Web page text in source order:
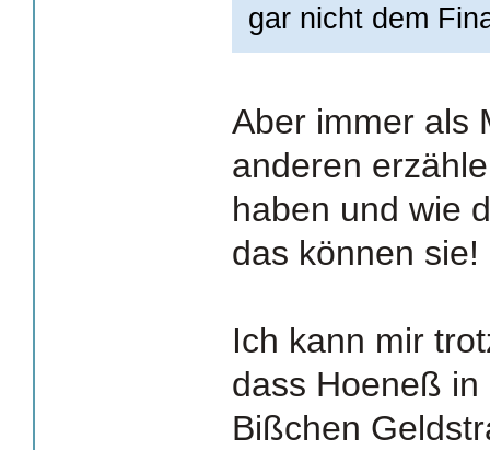
gar nicht dem
Aber immer als
anderen
haben und wie
das können sie!
Ich kann mir
dass Hoeneß
Bißchen